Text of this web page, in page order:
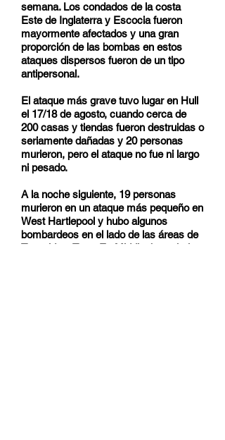
semana. Los condados de la costa
Este de Inglaterra y Escocia fueron
mayormente afectados y una gran
proporción de las bombas en estos
ataques dispersos fueron de un tipo
antipersonal.
El ataque más grave tuvo lugar en Hull
el 17/18 de agosto, cuando cerca de
200 casas y tiendas fueron destruidas o
seriamente dañadas y 20 personas
murieron, pero el ataque no fue ni largo
ni pesado.
A la noche siguiente, 19 personas
murieron en un ataque más pequeño en
West Hartlepool y hubo algunos
bombardeos en el lado de las áreas de
Tyneside y Tees. En Middlesbrough, la